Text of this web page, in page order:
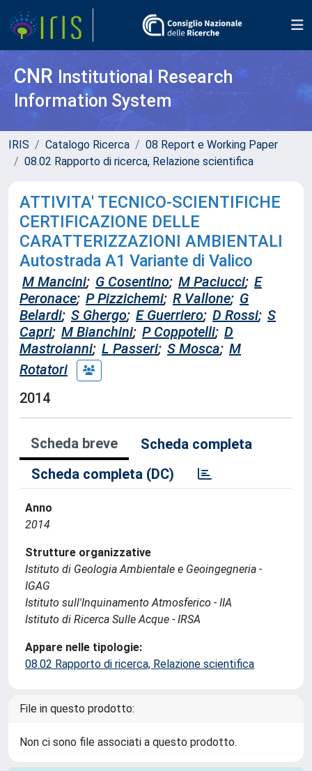
CNR Institutional Research
Information System
IRIS Catalogo Ricerca
08 Report e Working Paper
08.02 Rapporto di ricerca, Relazione scientifica
ATTIVITA' TECNICO-SCIENTIFICHE
CERTIFICAZIONE DELLE
CARATTERIZZAZIONI AMBIENTALI
Autostrada A1 Variante di Valico
M Mancini; G Cosentino; M Paciucci; E
Peronace; P Pizzichemi; R Vallone; G
Belardi; S Ghergo; E Guerriero; D Rossi; S
Capri; M Bianchini; P Coppotelli; D
Mastroianni; L Passeri; S Mosca; M
Rotatori
2014
Scheda breve
Scheda completa
Scheda completa (DC)
Anno
2014
Strutture organizzative
Istituto di Geologia Ambientale e Geoingegneria -
IGAG
Istituto sull'Inquinamento Atmosferico - IIA
Istituto di Ricerca Sulle Acque - IRSA
Appare nelle tipologie:
08.02 Rapporto di ricerca, Relazione scientifica
File in questo prodotto:
Non ci sono file associati a questo prodotto.